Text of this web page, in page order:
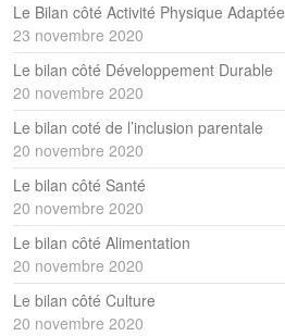
Le Bilan côté Activité Physique Adaptée
23 novembre 2020
Le bilan côté Développement Durable
20 novembre 2020
Le bilan coté de l’inclusion parentale
20 novembre 2020
Le bilan côté Santé
20 novembre 2020
Le bilan côté Alimentation
20 novembre 2020
Le bilan côté Culture
20 novembre 2020